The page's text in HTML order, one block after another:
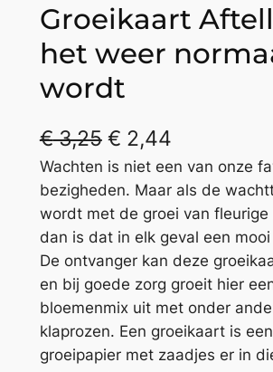
Groeikaart
het weer
wordt
€3,25 € 2,44
Wachten is niet een van onze
bezigheden. Maar als de
wordt met de groei van fleurige
dan is dat in elk geval een
De ontvanger kan deze
en bij goede zorg groeit hier
bloemenmix uit met onder
klaprozen. Een groeikaart is
groeipapier met zaadjes er in